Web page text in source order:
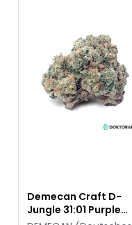
Demecan Craft D-
Jungle 31:01 Purple